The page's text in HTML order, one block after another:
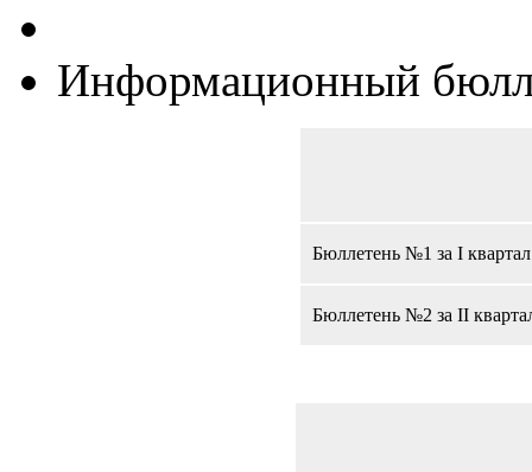
Информационный
Бюллетень №1 за I
Бюллетень №2 за II